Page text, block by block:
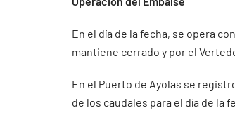
En el día de la fecha, se opera
mantiene cerrado y por el
En el Puerto de Ayolas se
de los caudales para el día de la